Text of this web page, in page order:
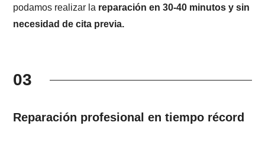
podamos realizar la reparación en 30-40 minutos y sin
necesidad de cita previa.
03
Reparación profesional en tiempo récord